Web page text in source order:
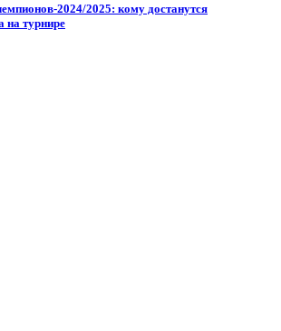
2024/2025: кому достанутся
на турнире